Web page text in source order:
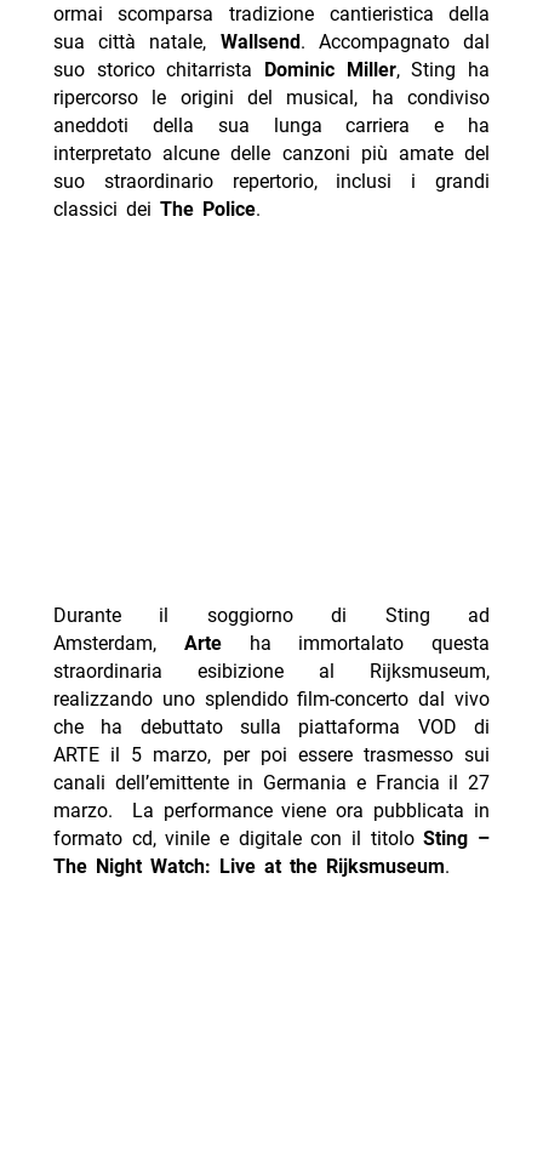
ormai scomparsa tradizione cantieristica della
sua città natale, Wallsend . Accompagnato dal
suo storico chitarrista
Dominic Miller, Sting ha
ripercorso le origini del musical, ha condiviso
aneddoti della sua lunga carriera e ha
interpretato alcune delle canzoni più amate del
suo straordinario repertorio, inclusi i grandi
classici dei The Police.
Durante il soggiorno di Sting ad
Amsterdam, Arte
ha immortalato questa
straordinaria esibizione al Rijksmuseum,
realizzando uno splendido film-concerto dal vivo
che ha debuttato sulla piattaforma VOD di
ARTE il 5 marzo, per poi essere trasmesso sui
canali dell’emittente in Germania e Francia il 27
marzo. La performance viene ora pubblicata in
formato cd, vinile e digitale con il titoloSting –
The Night Watch: Live at the Rijksmuseum.